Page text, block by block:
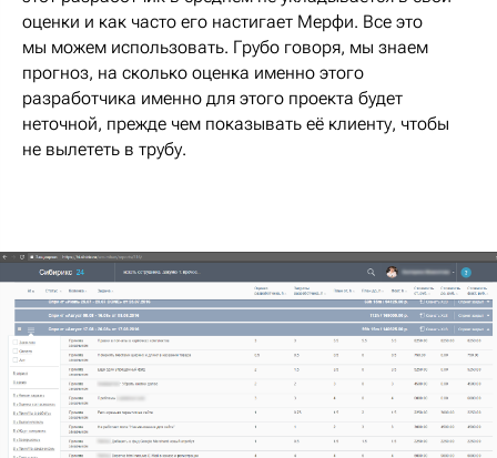
оценки и как часто его настигает Мерфи. Все это
мы можем использовать. Грубо говоря, мы знаем
прогноз, на сколько оценка именно этого
разработчика именно для этого проекта будет
неточной, прежде чем показывать её клиенту, чтобы
не вылететь в трубу.